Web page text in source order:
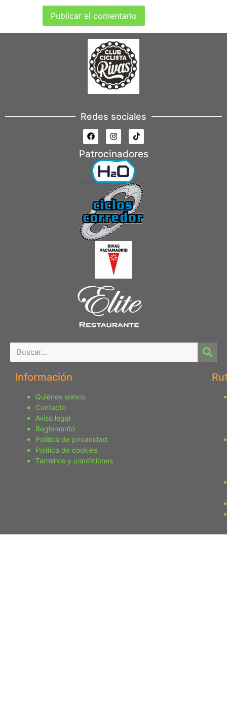
Redes sociales
Patrocinadores
Información
Quiénes somos
Contacto
Aviso legal
Reglamento
Política de privacidad
Política de cookies
Términos y condiciones